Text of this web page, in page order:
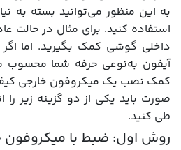
به این منظور می‌توانید بسته به
استفاده کنید. برای مثال در حالت
داخلی گوشی کمک بگیرید. اما
آیفون به‌نوعی حرفه شما محسوب
کمک نصب یک میکروفون خارجی
صورت باید یکی از دو گزینه زیر را
طی کنید.
روش اول: ضبط با میکروفون